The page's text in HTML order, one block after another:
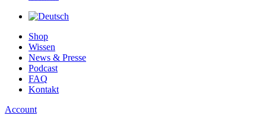
Shop
Wissen
News & Presse
Podcast
FAQ
Kontakt
Account